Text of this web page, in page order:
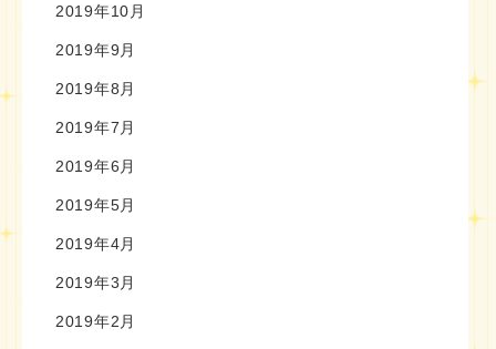
2019年10月
2019年9月
2019年8月
2019年7月
2019年6月
2019年5月
2019年4月
2019年3月
2019年2月